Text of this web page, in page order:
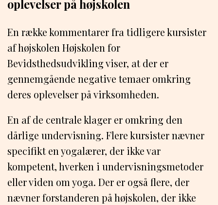
oplevelser på højskolen
En række kommentarer fra tidligere kursister
af højskolen Højskolen for
Bevidsthedsudvikling viser, at der er
gennemgående negative temaer omkring
deres oplevelser på virksomheden.
En af de centrale klager er omkring den
dårlige undervisning. Flere kursister nævner
specifikt en yogalærer, der ikke var
kompetent, hverken i undervisningsmetoder
eller viden om yoga. Der er også flere, der
nævner forstanderen på højskolen, der ikke